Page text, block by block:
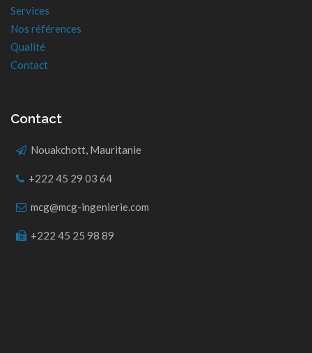
Services
Nos références
Qualité
Contact
Contact
Nouakchott, Mauritanie
+222 45 29 03 64
mcg@mcg-ingenierie.com
+222 45 25 98 89